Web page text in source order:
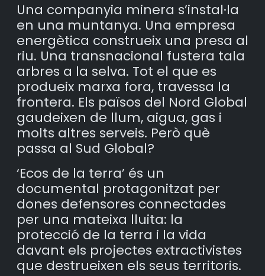
Una companyia minera s’instal·la
en una muntanya. Una empresa
energètica construeix una presa al
riu. Una transnacional fustera tala
arbres a la selva. Tot el que es
produeix marxa fora, travessa la
frontera. Els països del Nord Global
gaudeixen de llum, aigua, gas i
molts altres serveis. Però què
passa al Sud Global?
‘Ecos de la terra’ és un
documental protagonitzat per
dones defensores connectades
per una mateixa lluita: la
protecció de la terra i la vida
davant els projectes extractivistes
que destrueixen els seus territoris.